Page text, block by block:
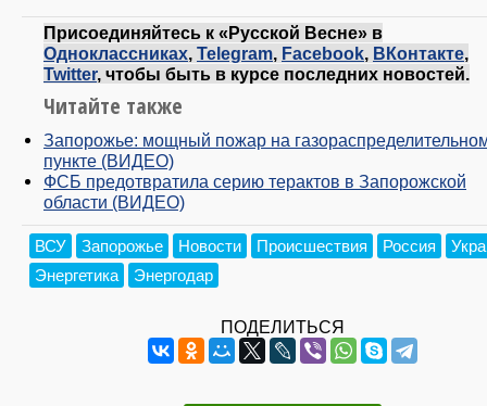
Присоединяйтесь к «Русской Весне» в
Одноклассниках, Telegram, Facebook, ВКонтакте,
Twitter, чтобы быть в курсе последних новостей.
Читайте также
Запорожье: мощный пожар на
пункте (ВИДЕО)
ФСБ предотвратила серию терактов в Запорожской
области (ВИДЕО)
ВСУ Запорожье Новости Происшествия Россия
Энергетика
Энергодар
ПОДЕЛИТЬСЯ